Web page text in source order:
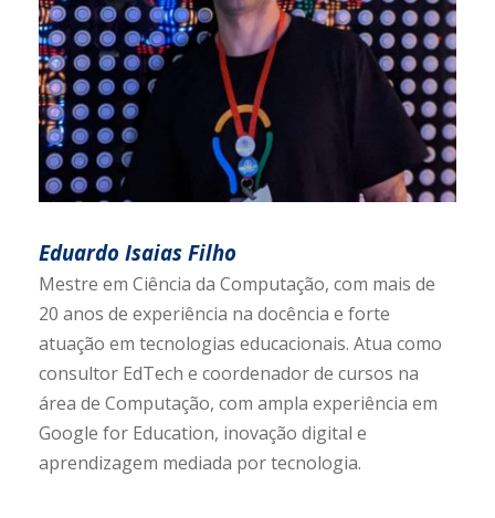
Eduardo Isaias Filho
Mestre em Ciência da Computação, com mais de
20 anos de experiência na docência e forte
atuação em tecnologias educacionais. Atua como
consultor EdTech e coordenador de cursos na
área de Computação, com ampla experiência em
Google for Education, inovação digital e
aprendizagem mediada por tecnologia.